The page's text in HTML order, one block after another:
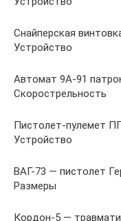
Снайперская
Устройство
Автомат 9А-91
Скорострельность
Пистолет-пулемет
Устройство
ВАГ-73 — пистолет
Размеры
Кордон-5 —